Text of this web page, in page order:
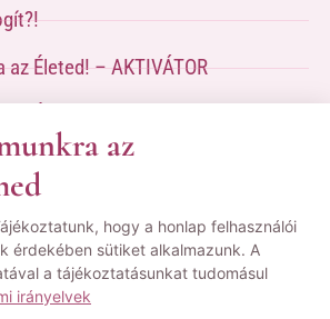
Életed! – AKTIVÁTOR
kérlek tölsd ki az űrlapot
aKapcsolat oldalon
| Pozsgai Nikoletta Tudástára.
Nyilatkozat
az
hogy a honlap felhasználói
érdekében sütiket alkalmazunk. A
a tájékoztatásunkat tudomásul
irányelvek